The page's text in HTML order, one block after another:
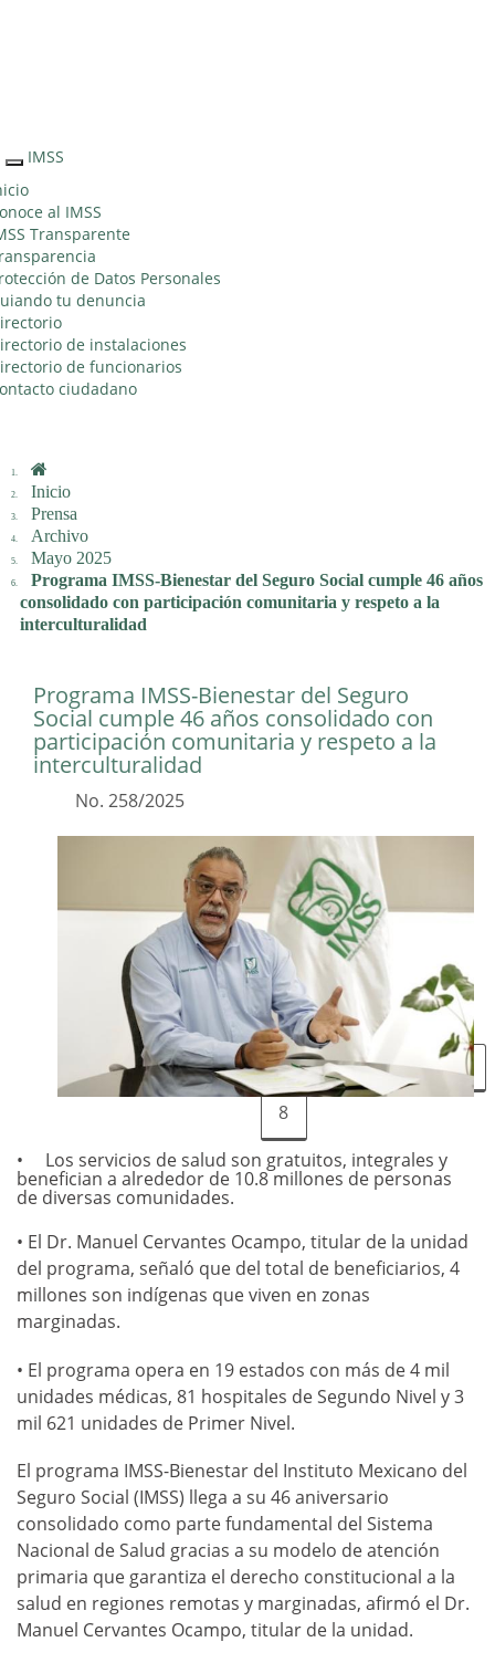
Interruptor
de
Navegación
IMSS
al IMSS
Transparente
de Datos Personales
tu denuncia
de instalaciones
de funcionarios
ciudadano
Inicio
Prensa
Archivo
Mayo 2025
Programa IMSS-Bienestar del Seguro Social cumple 46 años
consolidado con participación comunitaria y respeto a la
interculturalidad
Programa IMSS-Bienestar del Seguro
Social cumple 46 años consolidado con
participación comunitaria y respeto a la
interculturalidad
No. 258/2025
1 2 3 4 5 6
7
8
Los servicios de salud son gratuitos, integrales y
benefician a alrededor de 10.8 millones de personas
de diversas comunidades.
• El Dr. Manuel Cervantes Ocampo, titular de la unidad
del programa, señaló que del total de beneficiarios, 4
millones son indígenas que viven en zonas
marginadas.
• El programa opera en 19 estados con más de 4 mil
unidades médicas, 81 hospitales de Segundo Nivel y 3
mil 621 unidades de Primer Nivel.
El programa IMSS-Bienestar del Instituto Mexicano del
Seguro Social (IMSS) llega a su 46 aniversario
consolidado como parte fundamental del Sistema
Nacional de Salud gracias a su modelo de atención
primaria que garantiza el derecho constitucional a la
salud en regiones remotas y marginadas, afirmó el Dr.
Manuel Cervantes Ocampo, titular de la unidad.